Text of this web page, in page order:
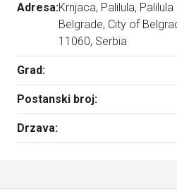
Adresa:Krnjaca, Palilula,
Belgrade, City of
11060, Serbia
Grad:
Postanski broj:
Drzava: